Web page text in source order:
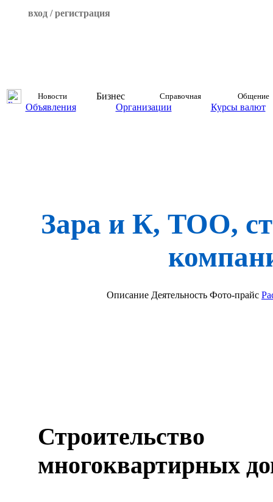
вход / регистрация
Новости Бизнес Справочная Общение
Объявления Организации Курсы валют
Зара и К, ТОО,
Описание Деятельность Фото-прайс
Строительство
многоквартирных